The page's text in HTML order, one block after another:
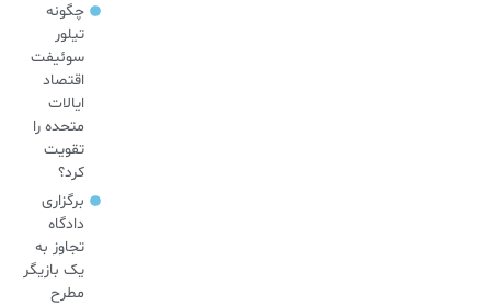
چگونه
تیلور
سوئیفت
اقتصاد
ایالات
متحده را
تقویت
کرد؟
برگزاری
دادگاه
تجاوز به
یک بازیگر
مطرح